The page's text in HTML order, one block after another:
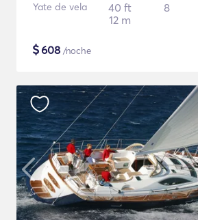
Yate de vela
40 ft
12 m
8
$608 /noche